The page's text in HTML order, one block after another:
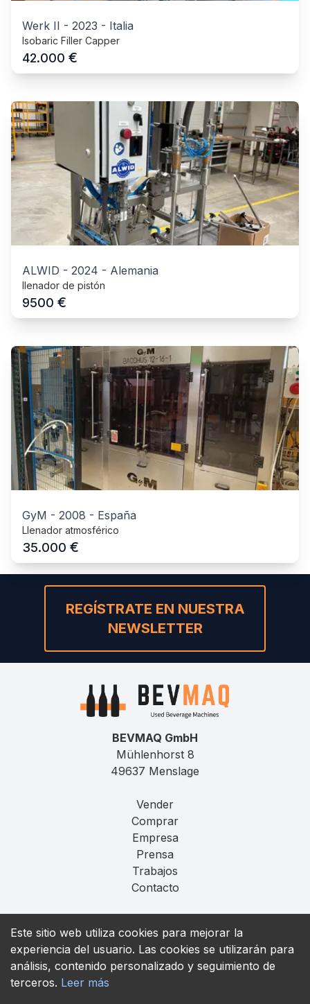
Werk II - 2023 - Italia
Isobaric Filler Capper
42.000 €
ALWID - 2024 - Alemania
llenador de pistón
9500 €
GyM - 2008 - España
Llenador atmosférico
35.000 €
Este sitio web utiliza cookies para mejorar la
experiencia del usuario. Las cookies se utilizarán para
análisis, contenido personalizado y seguimiento de
terceros. Leer más
REGÍSTRATE EN NUESTRA
NEWSLETTER
BEVMAQ GmbH
Mühlenhorst 8
49637 Menslage
Vender
Comprar
Empresa
Prensa
Trabajos
Contacto
Privacidad
T&C
contact@bevmaq.com